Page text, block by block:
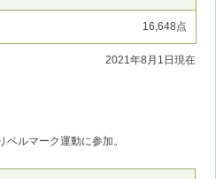
2021年8月1日現在
16,648点
ルマーク運動に参加。